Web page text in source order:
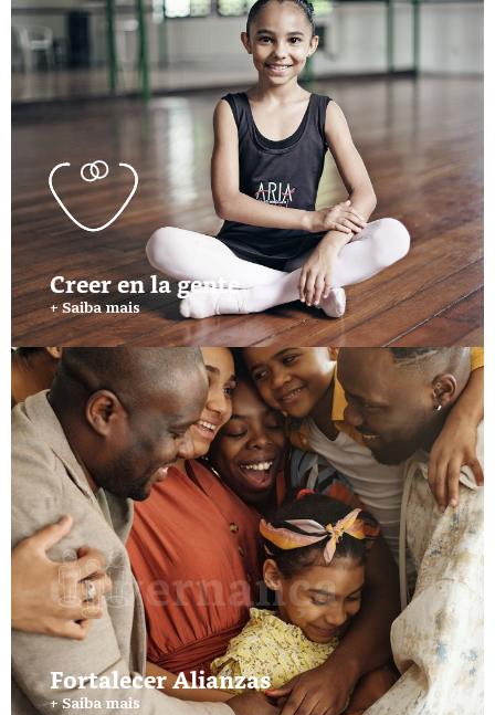
Creer en la gente
+ Saiba mais
Fortalecer Alianzas
+ Saiba mais